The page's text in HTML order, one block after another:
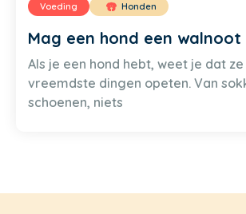
Voeding Honden
Mag een hond een walnoot
Als je een hond hebt, weet je dat
vreemdste dingen opeten. Van
schoenen, niets